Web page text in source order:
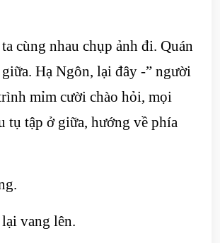
cùng nhau chụp ảnh đi. Quán
Hạ Ngôn, lại đây -” người
mỉm cười chào hỏi, mọi
tụ tập ở giữa, hướng về phía
vang lên.